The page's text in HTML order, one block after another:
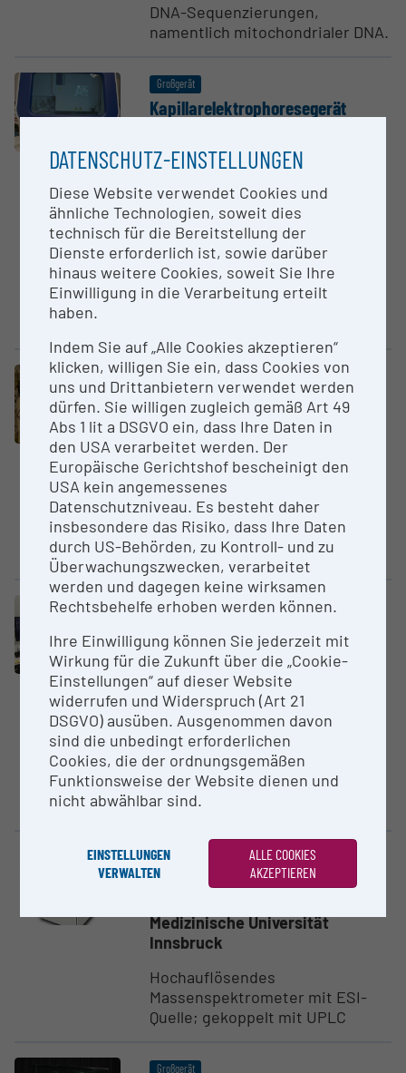
DNA-Sequenzierungen,
namentlich mitochondrialer DNA.
Großgerät
Kapil­la­re­lek­tro­pho­re­se­gerät
Applied Biosystems
Medizinische Universität
Innsbruck
Mit diesem Gerät werden DNA-
Fragmentlängenbestimmungen
und DNA-Sequenzierungen von
mitochondrialer DNA und
anderen forensisch relevanten
Großgerät
Nikon Spinning Disc Mikroskop
Medizinische Universität
Innsbruck
Ein sog. Spinning Disc
Mikroskopiesystem, welches
auch als Epifluoreszenz-
Mikroskop verwendet werden
kann. Das System ist...
Großgerät
Leica SP8MP Multi­pho­to­nen­mi­
kroskop
Medizinische Universität
Innsbruck
Multiphotonenmikroskop zur
Beobachtung (Fluoreszenz oder
2nd harmonic) von
Gewebeschnitten, lebend oder
fixiert, bis zu 2.5...
Großgerät
Massen­spek­tro­meter Sciex Triple
Medizinische Universität
Innsbruck
Hochauflösendes
Massenspektrometer mit ESI-
Quelle; gekoppelt mit UPLC
Großgerät
DATENSCHUTZ-EINSTELLUNGEN
Diese Website verwendet Cookies und
ähnliche Technologien, soweit dies
technisch für die Bereitstellung der
Dienste erforderlich ist, sowie darüber
hinaus weitere Cookies, soweit Sie Ihre
Einwilligung in die Verarbeitung erteilt
haben.
Indem Sie auf „Alle Cookies akzeptieren“
klicken, willigen Sie ein, dass Cookies von
uns und Drittanbietern verwendet werden
dürfen. Sie willigen zugleich gemäß Art 49
Abs 1 lit a DSGVO ein, dass Ihre Daten in
den USA verarbeitet werden. Der
Europäische Gerichtshof bescheinigt den
USA kein angemessenes
Datenschutzniveau. Es besteht daher
insbesondere das Risiko, dass Ihre Daten
durch US-Behörden, zu Kontroll- und zu
Überwachungszwecken, verarbeitet
werden und dagegen keine wirksamen
Rechtsbehelfe erhoben werden können.
Ihre Einwilligung können Sie jederzeit mit
Wirkung für die Zukunft über die „Cookie-
Einstellungen“ auf dieser Website
widerrufen und Widerspruch (Art 21
DSGVO) ausüben. Ausgenommen davon
sind die unbedingt erforderlichen
Cookies, die der ordnungsgemäßen
Funktionsweise der Website dienen und
nicht abwählbar sind.
EINSTELLUNGEN
VERWALTEN
ALLE COOKIES
AKZEPTIEREN